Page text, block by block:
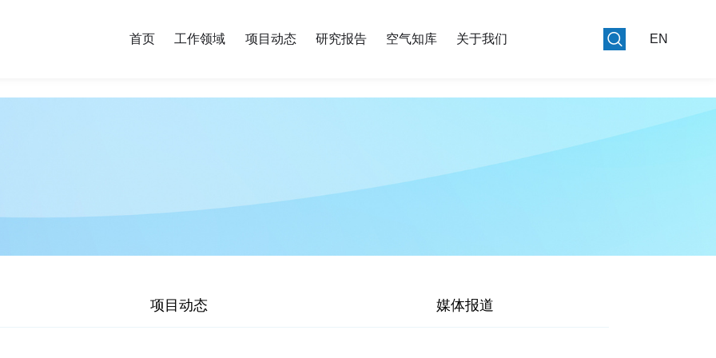
首页 工作领域 项目动态 研究报告 空气知库 关于我们 EN
项目动态 媒体报道